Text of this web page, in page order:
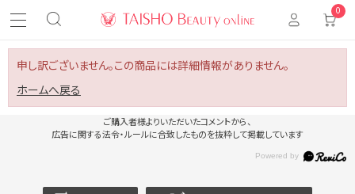
0
申し訳ございません。この商品には詳細情報がありません。
ホームへ戻る
ご購入者様よりいただいたコメントから、
広告に関する法令・ルールに合致したものを抜粋して掲載しています